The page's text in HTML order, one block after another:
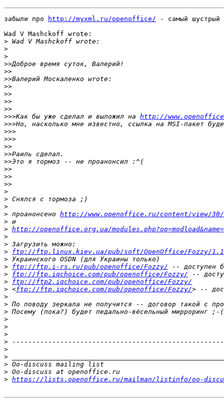
забыли про http://myxml.ru/openoffice/ - самый
Wad V Mashckoff wrote:
>
>
>
>>
>>
>>
>>
>>
>>
>>
>>>Как бы уже сделал и выложил на http://
>>>
>>>
>>>
>>
>>
>>
>>
>>
>>
>
>
>
> проанонсено http://www.openoffice.ru/content/view/
>
> http://openoffice.org.ua/
>
>
> ftp://ftp.linux.kiev.ua/pub/soft/OpenOffice/Fozzy/
>
> ftp://ftp.i-rs.ru/pub/openoffice/Fozzy/
> ftp://ftp.iqchoice.com/pub/openoffice/Fozzy/
> ftp://ftp2.iqchoice.com/pub/openoffice/Fozzy/
> <ftp://ftp.iqchoice.com/pub/openoffice/Fozzy/
>
>
>
>
>
>
>
>
>
>
>
> https://lists.openoffice.ru/mailman/listinfo/oo-